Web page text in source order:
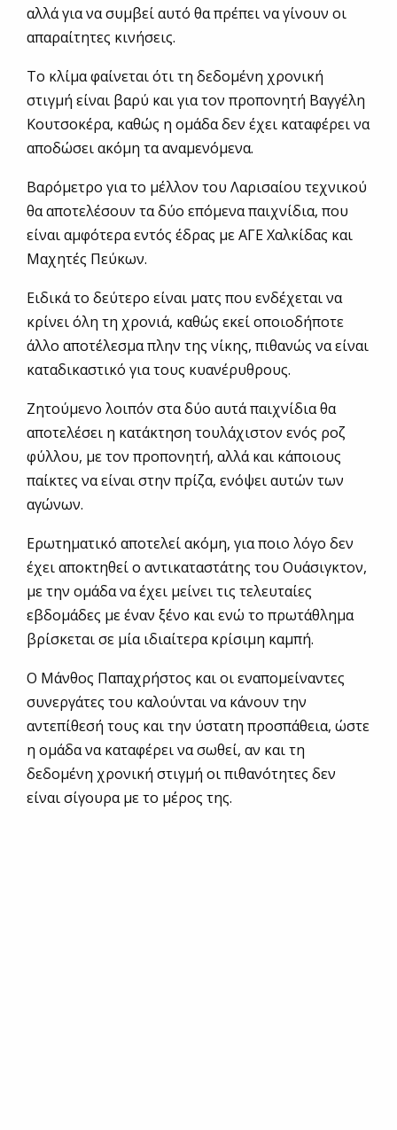
αλλά για να συμβεί αυτό θα πρέπει να γίνουν οι
απαραίτητες κινήσεις.
Το κλίμα φαίνεται ότι τη δεδομένη χρονική
στιγμή είναι βαρύ και για τον προπονητή Βαγγέλη
Κουτσοκέρα, καθώς η ομάδα δεν έχει καταφέρει να
αποδώσει ακόμη τα αναμενόμενα.
Βαρόμετρο για το μέλλον του Λαρισαίου τεχνικού
θα αποτελέσουν τα δύο επόμενα παιχνίδια, που
είναι αμφότερα εντός έδρας με ΑΓΕ Χαλκίδας και
Μαχητές Πεύκων.
Ειδικά το δεύτερο είναι ματς που ενδέχεται να
κρίνει όλη τη χρονιά, καθώς εκεί οποιοδήποτε
άλλο αποτέλεσμα πλην της νίκης, πιθανώς να είναι
καταδικαστικό για τους κυανέρυθρους.
Ζητούμενο λοιπόν στα δύο αυτά παιχνίδια θα
αποτελέσει η κατάκτηση τουλάχιστον ενός ροζ
φύλλου, με τον προπονητή, αλλά και κάποιους
παίκτες να είναι στην πρίζα, ενόψει αυτών των
αγώνων.
Ερωτηματικό αποτελεί ακόμη, για ποιο λόγο δεν
έχει αποκτηθεί ο αντικαταστάτης του Ουάσιγκτον,
με την ομάδα να έχει μείνει τις τελευταίες
εβδομάδες με έναν ξένο και ενώ το πρωτάθλημα
βρίσκεται σε μία ιδιαίτερα κρίσιμη καμπή.
Ο Μάνθος Παπαχρήστος και οι εναπομείναντες
συνεργάτες του καλούνται να κάνουν την
αντεπίθεσή τους και την ύστατη προσπάθεια, ώστε
η ομάδα να καταφέρει να σωθεί, αν και τη
δεδομένη χρονική στιγμή οι πιθανότητες δεν
είναι σίγουρα με το μέρος της.